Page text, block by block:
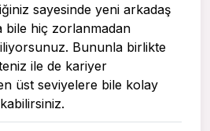
sayesinde yeni arkadaş
bile hiç zorlanmadan
Bununla birlikte
ile de kariyer
üst seviyelere bile kolay